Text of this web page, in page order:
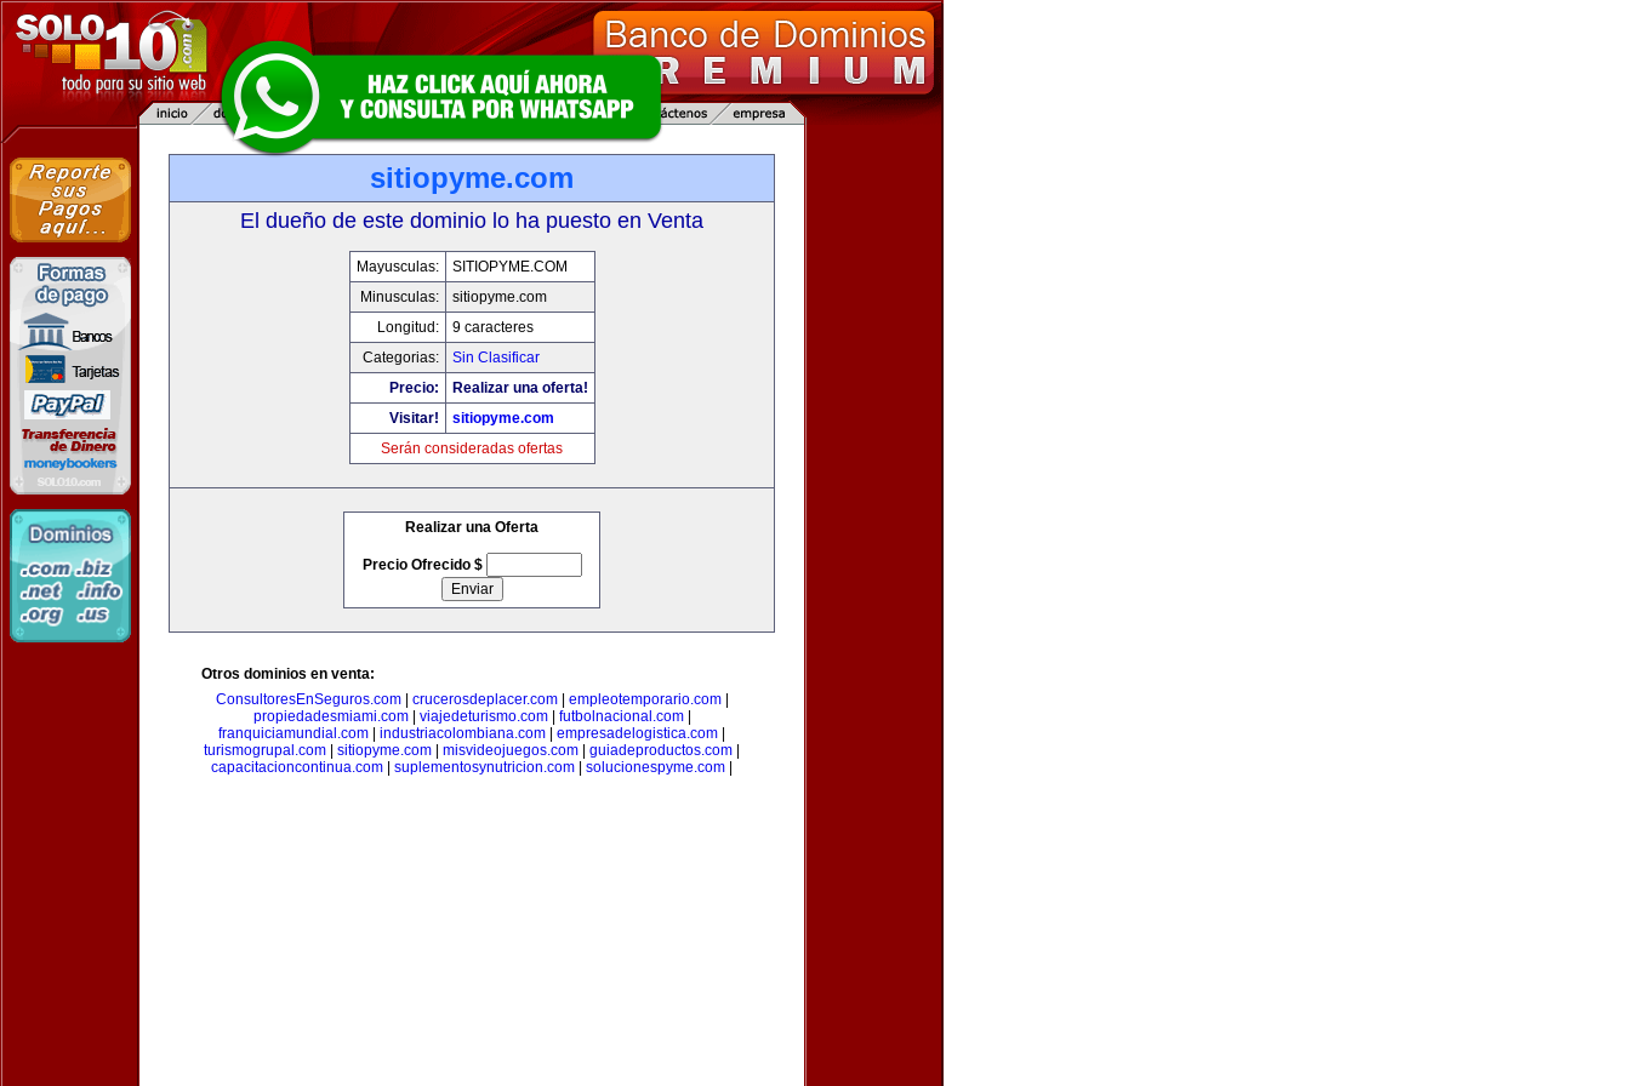
sitiopyme.com
El dueño de este dominio lo ha puesto en Venta
Mayusculas:
SITIOPYME.COM
Minusculas:
sitiopyme.com
Longitud:
9 caracteres
Categorias:
Sin Clasificar
Precio:
Realizar una oferta!
Visitar!
sitiopyme.com
Serán consideradas ofertas
Realizar una Oferta
Precio Ofrecido $
Otros dominios en venta:
ConsultoresEnSeguros.com| crucerosdeplacer.com| empleotemporario.com|
propiedadesmiami.com| viajedeturismo.com| futbolnacional.com|
franquiciamundial.com
industriacolombiana.com empresadelogistica.com
turismogrupal.com
sitiopyme.com misvideojuegos.com guiadeproductos.com
capacitacioncontinua.com
suplementosynutricion.com solucionespyme.com